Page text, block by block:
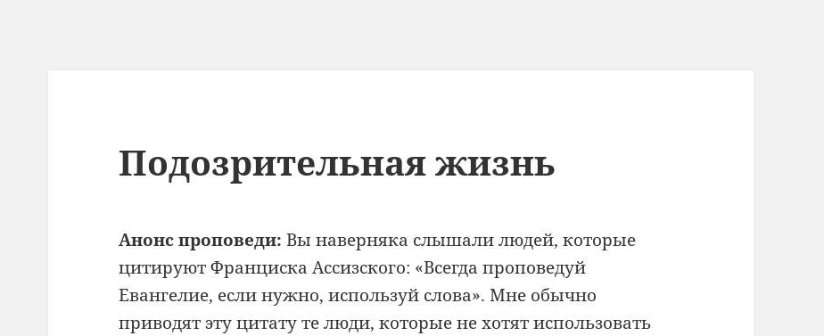
Подозрительная жизнь
Анонс проповеди: Вы наверняка слышали людей, которые
цитируют Франциска Ассизского: «Всегда проповедуй
Евангелие, если нужно, используй слова». Мне обычно
приводят эту цитату те люди, которые не хотят использовать